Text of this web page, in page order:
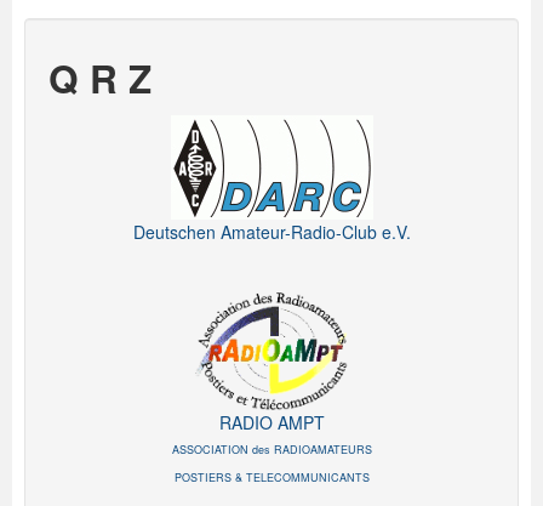
Q R Z
Deutschen Amateur-Radio-Club e.V.
RADIO AMPT
ASSOCIATION des RADIOAMATEURS
POSTIERS & TELECOMMUNICANTS